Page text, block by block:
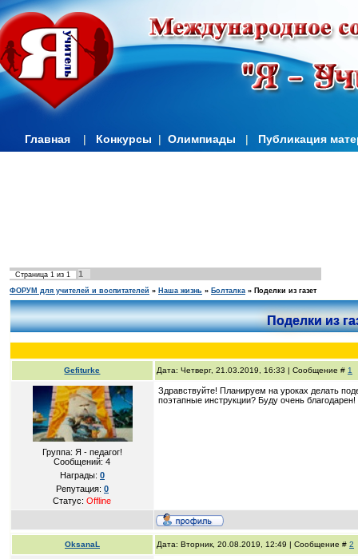
Главная | Конкурсы | Олимпиады | Публикация
Страница 1 из 1 1
ФОРУМ для учителей и воспитателей » Наша жизнь » Болталка » Поделки из газет
Поделки из
Gefiturke Дата: Четверг, 21.03.2019, 16:33 | Сообщение # 1
Группа: Я - педагог!
Сообщений:4
Награды: 0
Репутация: 0
Статус:Offline
Здравствуйте! Планируем на уроках делать
поэтапные инструкции? Буду очень благодарен!
OksanaL Дата: Вторник, 20.08.2019, 12:49 | Сообщение # 2